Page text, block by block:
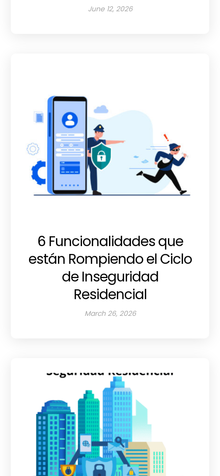
June 12, 2026
6 Funcionalidades que
están Rompiendo el Ciclo
de Inseguridad
Residencial
March 26, 2026